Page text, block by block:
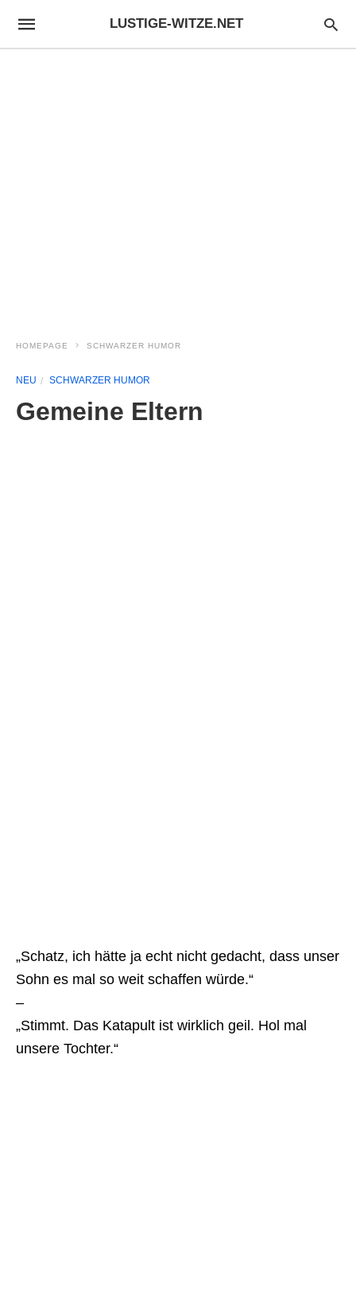
LUSTIGE-WITZE.NET
HOMEPAGE SCHWARZER HUMOR
NEU SCHWARZER HUMOR
Gemeine Eltern
„Schatz, ich hätte ja echt nicht gedacht, dass unser
Sohn es mal so weit schaffen würde.“
–
„Stimmt. Das Katapult ist wirklich geil. Hol mal
unsere Tochter.“